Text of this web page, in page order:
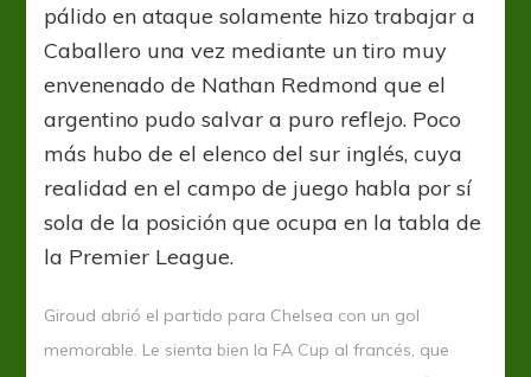
pálido en ataque solamente hizo trabajar a
Caballero una vez mediante un tiro muy
envenenado de Nathan Redmond que el
argentino pudo salvar a puro reflejo. Poco
más hubo de el elenco del sur inglés, cuya
realidad en el campo de juego habla por sí
sola de la posición que ocupa en la tabla de
la Premier League.
Giroud abrió el partido para Chelsea con un gol
memorable. Le sienta bien la FA Cup al francés, que